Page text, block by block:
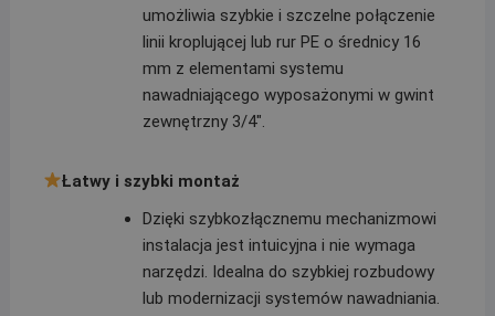
umożliwia szybkie i szczelne połączenie
linii kroplującej lub rur PE o średnicy 16
mm z elementami systemu
nawadniającego wyposażonymi w gwint
zewnętrzny 3/4″.
Łatwy i szybki montaż
Dzięki szybkozłącznemu mechanizmowi
instalacja jest intuicyjna i nie wymaga
narzędzi. Idealna do szybkiej rozbudowy
lub modernizacji systemów nawadniania.